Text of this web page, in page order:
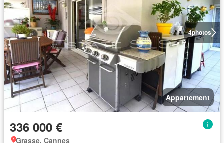
4photos
Appartement
336 000 €
Grasse, Cannes